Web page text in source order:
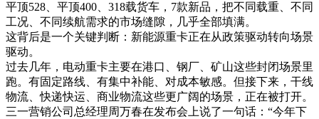
平顶528、平顶400、318载货车，7款新品，把不同载重、不同
工况、不同续航需求的市场缝隙，几乎全部填满。
这背后是一个关键判断：新能源重卡正在从政策驱动转向场景
驱动。
过去几年，电动重卡主要在港口、钢厂、矿山这些封闭场景里
跑。有固定路线、有集中补能、对成本敏感。但接下来，干线
物流、快递快运、商业物流这些更广阔的场景，正在被打开。
三一营销公司总经理周万春在发布会上说了一句话：“今年下